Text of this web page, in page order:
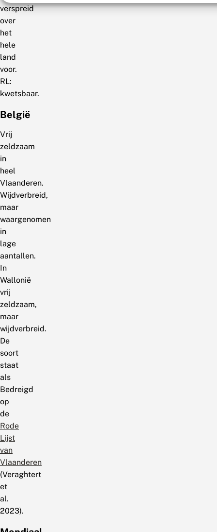
verspreid
over
het
hele
land
voor.
RL:
kwetsbaar.
België
Vrij
zeldzaam
in
heel
Vlaanderen.
Wijdverbreid,
maar
waargenomen
in
lage
aantallen.
In
Wallonië
vrij
zeldzaam,
maar
wijdverbreid.
De
soort
staat
als
Bedreigd
op
de
Rode
Lijst
van
Vlaanderen
(Veraghtert
et
al.
2023).